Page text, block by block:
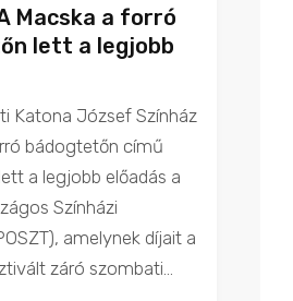
Macska a forró
lett a legjobb
Katona József Színház
bádogtetőn című
a legjobb előadás a
Színházi
amelynek díjait a
záró szombati...